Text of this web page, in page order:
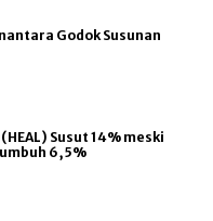
Godok Susunan
Susut 14% meski
6,5%